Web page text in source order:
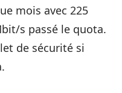
mois avec 225
s passé le quota.
de sécurité si